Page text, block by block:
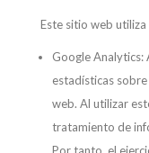
Este sitio web utiliza
Google Analytics:
estadísticas
web. Al utilizar
tratamiento de